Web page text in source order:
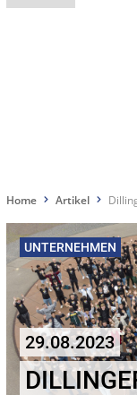
Home Artikel
UNTERNEHMEN
29.08.2023